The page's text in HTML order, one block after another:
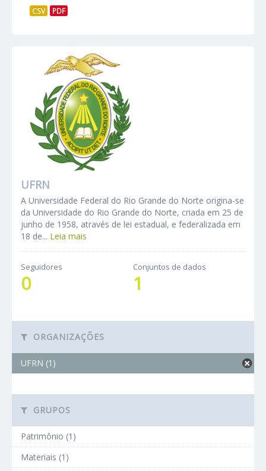
CSV PDF
UFRN
A Universidade Federal do Rio Grande do Norte origina-se
da Universidade do Rio Grande do Norte, criada em 25 de
junho de 1958, através de lei estadual, e federalizada em
18 de... Leia mais
Seguidores
0
Conjuntos de dados
1
ORGANIZAÇÕES
UFRN (1)
GRUPOS
Patrimônio (1)
Materiais (1)